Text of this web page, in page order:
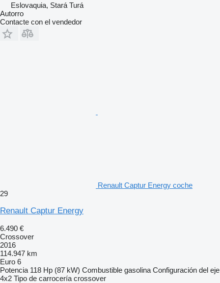
Eslovaquia, Stará Turá
Autorro
Contacte con el vendedor
Renault Captur Energy coche
29
Renault Captur Energy
6.490 €
Crossover
2016
114.947 km
Euro 6
Potencia 118 Hp (87 kW) Combustible gasolina Configuración del eje
4x2 Tipo de carrocería crossover